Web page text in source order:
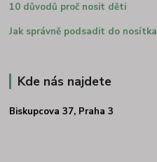
10 důvodů proč nosit děti
Jak správně podsadit do nosítka
Kde nás najdete
Biskupcova 37, Praha 3